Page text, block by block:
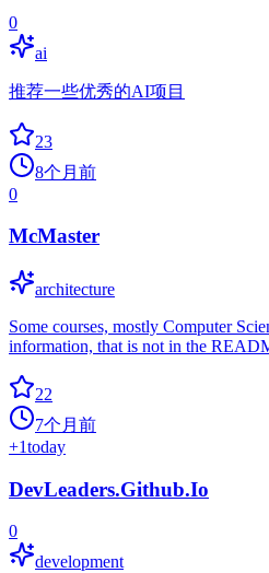
0
ai
推荐一些优秀的AI项目
23
8个月前
0
McMaster
architecture
Some courses, mostly Computer
information, that is not in the
22
7个月前
+1today
DevLeaders.Github.Io
0
development